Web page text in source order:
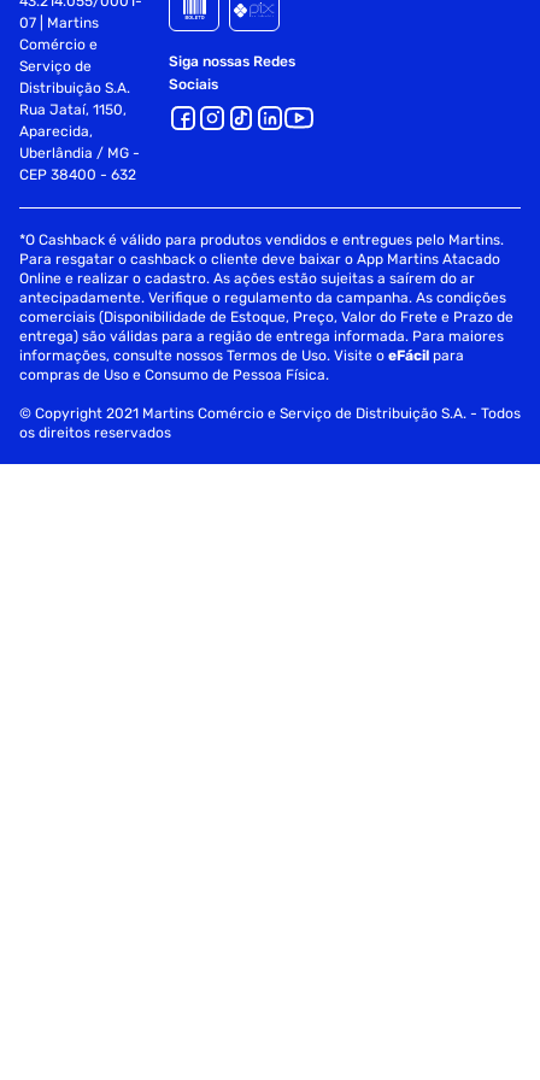
Tipo de Cabelo Cachos
07 | Martins
Comércio e
Serviço de
Distribuição S.A.
Rua Jataí, 1150,
Aparecida,
Uberlândia / MG -
CEP 38400 - 632
Siga nossas Redes
Sociais
*O Cashback é válido para produtos vendidos e entregues pelo Martins.
Para resgatar o cashback o cliente deve baixar o App Martins Atacado
Online e realizar o cadastro. As ações estão sujeitas a saírem do ar
antecipadamente. Verifique o regulamento da campanha. As condições
comerciais (Disponibilidade de Estoque, Preço, Valor do Frete e Prazo de
entrega) são válidas para a região de entrega informada. Para maiores
informações, consulte nossos Termos de Uso. Visite oeFácil para
compras de Uso e Consumo de Pessoa Física.
© Copyright 2021 Martins Comércio e Serviço de Distribuição S.A. - Todos
os direitos reservados